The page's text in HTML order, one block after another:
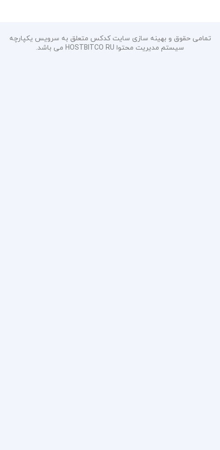
تمامی حقوق و بهینه سازی سایت کدکس متعلق به سرویس یکپارچه
سیستم مدیریت محتوا HOSTBITCO RU می باشد.